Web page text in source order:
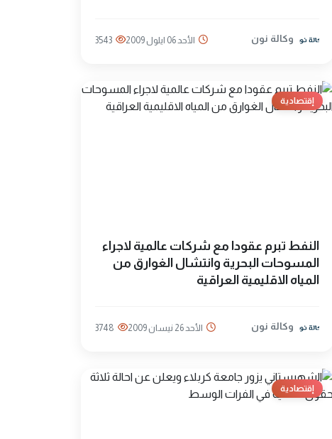
وكالة نون الأحد 06 ايلول 2009 3543
إقتصادية
النفط تبرم عقودا مع شركات عالمية لاجراء
المسوحات البحرية وانتشال الغوارق من
المياه الاقليمية العراقية
وكالة نون الأحد 26 نيسان 2009 3748
إقتصادية